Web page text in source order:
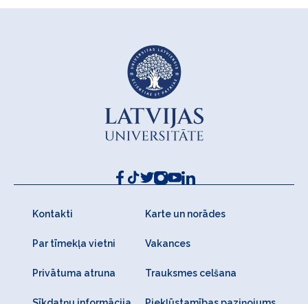
Kontakti Karte un norādes
Par tīmekļa vietni Vakances
Privātuma atruna Trauksmes celšana